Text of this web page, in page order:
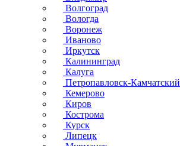
Волгоград
Вологда
Воронеж
Иваново
Иркутск
Калининград
Калуга
Петропавловск-Камчатский
Кемерово
Киров
Кострома
Курск
Липецк